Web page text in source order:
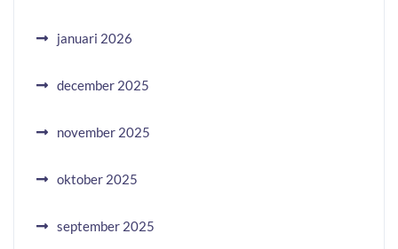
januari 2026
december 2025
november 2025
oktober 2025
september 2025